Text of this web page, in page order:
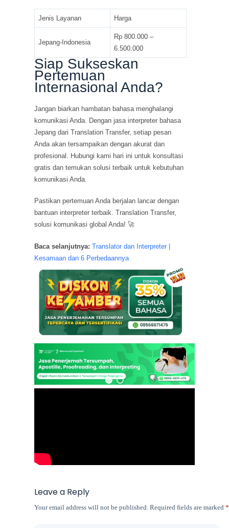
Jenis Layanan Harga
Jepang-Indonesia
Rp 800.000 –
6.500.000
Siap Sukseskan
Pertemuan
Internasional Anda?
Jangan biarkan hambatan bahasa menghalangi
komunikasi Anda. Dengan jasa interpreter bahasa
Jepang dari Translation Transfer, setiap pesan
Anda akan tersampaikan dengan akurat dan
profesional. Hubungi kami hari ini untuk konsultasi
gratis dan temukan solusi terbaik untuk kebutuhan
komunikasi Anda.
Pastikan pertemuan Anda berjalan lancar dengan
bantuan interpreter terbaik. Translation Transfer,
solusi komunikasi global Anda! 🚀
Baca selanjutnya: Translator dan Interpreter |
Kesamaan dan 6 Perbedaannya
Leave a Reply
Your email address will not be published. Required fields are marked*